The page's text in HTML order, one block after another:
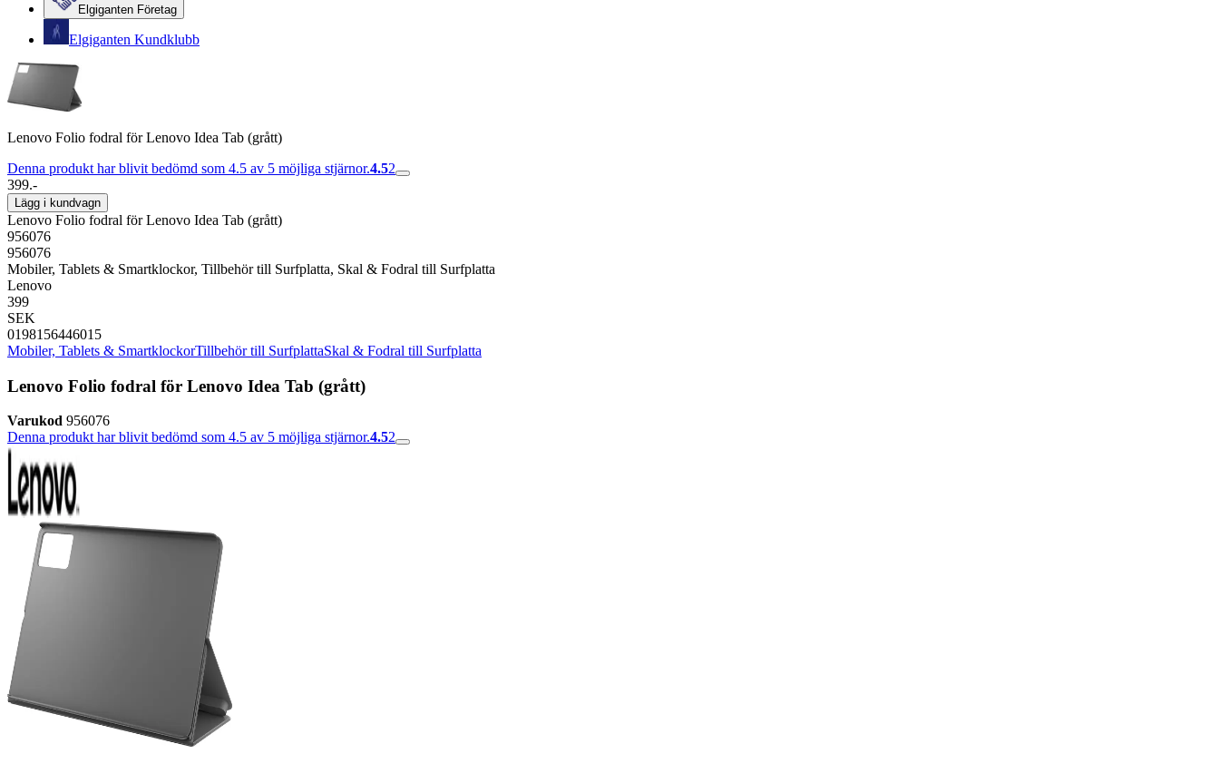
Elgiganten Företag
Elgiganten Kundklubb
Lenovo Folio fodral för Lenovo Idea Tab (grått)
Denna produkt har blivit bedömd som 4.5 av 5 möjliga stjärnor.4.52
399.-
Lägg i kundvagn
Lenovo Folio fodral för Lenovo Idea Tab (grått)
956076
956076
Mobiler, Tablets & Smartklockor, Tillbehör till Surfplatta, Skal & Fodral till Surfplatta
Lenovo
399
SEK
0198156446015
Mobiler, Tablets & SmartklockorTillbehör till SurfplattaSkal & Fodral till Surfplatta
Lenovo Folio fodral för Lenovo Idea Tab (grått)
Varukod 956076
Denna produkt har blivit bedömd som 4.5 av 5 möjliga stjärnor.4.52